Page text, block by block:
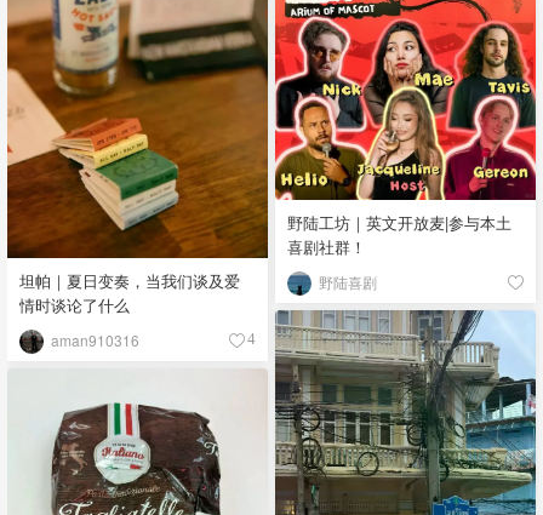
野陆工坊｜英文开放麦|参与本土
喜剧社群！
野陆喜剧
坦帕｜夏日变奏，当我们谈及爱
情时谈论了什么
aman910316 4